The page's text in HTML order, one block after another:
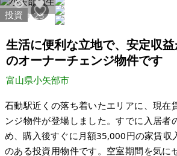
すが、どこか懐かしい温もりが感じられ、
して心地よく感じる住まいです。リフォー
ら、自分好みの空間に育てていくのもおすすめ
風呂・トイレ別
5199 23
投資
生活に便利な立地で、安定収
のオーナーチェンジ物件です
富山県小矢部市
石動駅近くの落ち着いたエリアに、現在
ンジ物件が登場しました。すでに入居者
め、購入後すぐに月額35,000円の家賃収
のある投資用物件です。空室期間を気に